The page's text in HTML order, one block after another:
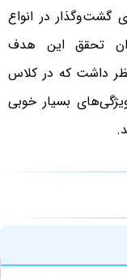
گشت‌وگذار در انواع
تحقق این هدف
داشت که در کلاس
بسیار خوبی